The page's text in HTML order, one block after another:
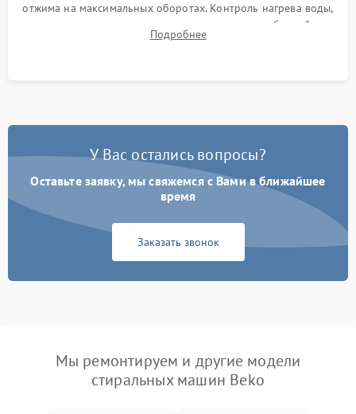
отжима на максимальных оборотах. Контроль нагрева воды,
корректности слива, отсутствия излишних вибраций,
посторонних стуков и протечек под корпусом.
Подробнее
У Вас остались вопросы?
Оставьте заявку, мы свяжемся с Вами в ближайшее
время
Заказать звонок
Мы ремонтируем и другие модели
стиральных машин Beko